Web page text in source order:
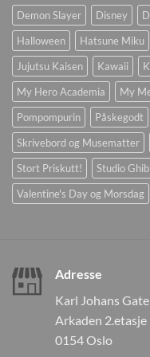
Demon Slayer
Disney
Halloween
Hatsune Miku
Jujutsu Kaisen
Kawaii
My Hero Academia
My
Pompompurin
Påskegodt
Skrivebord og Musematter
Stort Priskutt!
Studio
Valentine's Day og Morsdag
Adresse
Karl Johans
Arkaden 2.etasje
0154 Oslo